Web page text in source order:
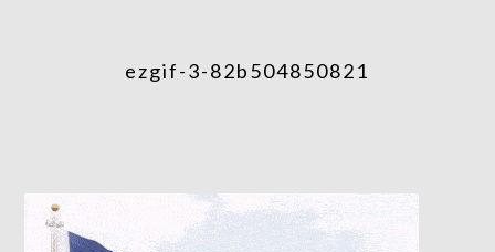
ezgif-3-82b504850821